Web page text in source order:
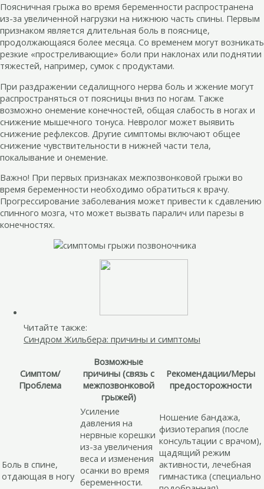
Поясничная грыжа во время беременности распространена
из-за увеличенной нагрузки на нижнюю часть спины. Первым
признаком является длительная боль в пояснице,
продолжающаяся более месяца. Со временем могут возникать
резкие «простреливающие» боли при наклонах или поднятии
тяжестей, например, сумок с продуктами.
При раздражении седалищного нерва боль и жжение могут
распространяться от поясницы вниз по ногам. Также
возможно онемение конечностей, общая слабость в ногах и
снижение мышечного тонуса. Невролог может выявить
снижение рефлексов. Другие симптомы включают общее
снижение чувствительности в нижней части тела,
покалывание и онемение.
Важно! При первых признаках межпозвонковой грыжи во
время беременности необходимо обратиться к врачу.
Прогрессирование заболевания может привести к сдавлению
спинного мозга, что может вызвать паралич или парезы в
конечностях.
Читайте также:
Синдром Жильбера: причины и симптомы
Симптом/
Проблема
Возможные
причины (связь с
межпозвонковой
грыжей)
Рекомендации/Меры
предосторожности
Боль в спине,
отдающая в ногу
Усиление
давления на
нервные корешки
из-за увеличения
веса и изменения
осанки во время
беременности.
Ношение бандажа,
физиотерапия (после
консультации с врачом),
щадящий режим
активности, лечебная
гимнастика (специально